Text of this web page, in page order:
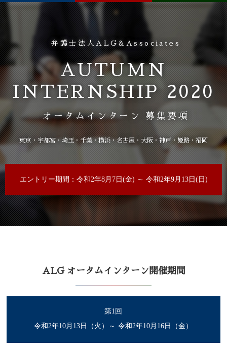
弁護士法人ALG&Associates
AUTUMN
INTERNSHIP 2020
オータムインターン 募集要項
東京 宇都宮 埼玉 千葉 横浜 名古屋 大阪 神戸 姫路 福岡
エントリー期間：令和2年8月7日(金) ～ 令和2年9月13日(日)
ALG オータムインターン開催期間
第1回
令和2年10月13日（火）～ 令和2年10月16日（金）